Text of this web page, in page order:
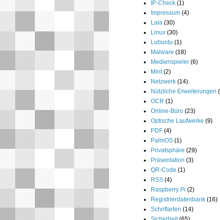
IP-Check (1)
Impressum (4)
Lala (30)
Linux (30)
Lubuntu (1)
Malware (18)
Medienspieler (6)
Mint (2)
Netzwerk (14)
Nützliche Erweiterungen
OCR (1)
Online-Büro (23)
Optische Laufwerke (9)
PDF (4)
PalmOS (1)
Privatsphäre (29)
Präsentation (3)
QR-Code (1)
RSS (4)
Raspberry Pi (2)
Registrierdatenbank (16)
Schriftarten (14)